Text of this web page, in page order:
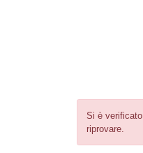
Si è
riprovare.